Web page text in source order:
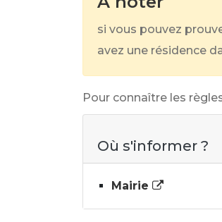
si vous pouvez
avez une résidence
Pour connaître les
Où s'informer ?
Mairie